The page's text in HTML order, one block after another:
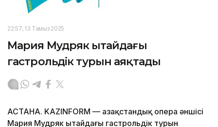
22:57, 13 Тамыз 2025
Мария Мудряк Қытайдағы
гастрольдік турын аяқтады
АСТАНА. KAZINFORM — Қазақстандық опера әншісі
Мария Мудряк Қытайдағы гастрольдік турын